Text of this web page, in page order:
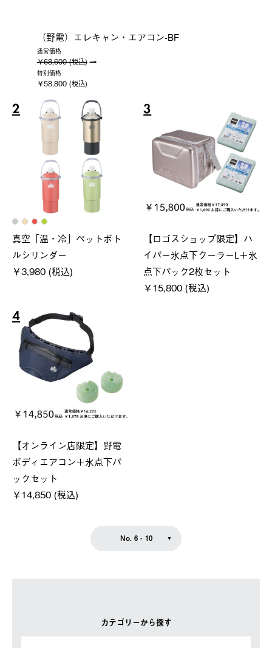
カテゴリーから探す
（野電）エレキャン・エアコン-BF
通常価格
￥68,600 (税込)
特別価格
￥58,800 (税込)
2
真空「温・冷」ペットボト
ルシリンダー
￥3,980 (税込)
3
【ロゴスショップ限定】ハ
イパー氷点下クーラーL＋氷
点下パック2枚セット
￥15,800 (税込)
4
【オンライン店限定】野電
ボディエアコン＋氷点下パ
ックセット
￥14,850 (税込)
No. 6 - 10